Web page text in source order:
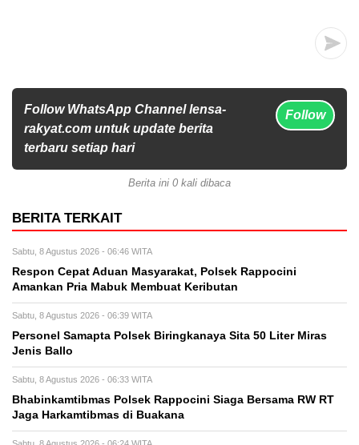
Follow WhatsApp Channel lensa-
rakyat.com untuk update berita
terbaru setiap hari
Follow
Berita ini 0 kali dibaca
BERITA TERKAIT
Sabtu, 8 Agustus 2026 - 06:46 WITA
Respon Cepat Aduan Masyarakat, Polsek Rappocini
Amankan Pria Mabuk Membuat Keributan
Sabtu, 8 Agustus 2026 - 06:39 WITA
Personel Samapta Polsek Biringkanaya Sita 50 Liter Miras
Jenis Ballo
Sabtu, 8 Agustus 2026 - 06:33 WITA
Bhabinkamtibmas Polsek Rappocini Siaga Bersama RW RT
Jaga Harkamtibmas di Buakana